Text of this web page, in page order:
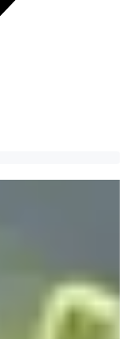
купить в
и нарядами